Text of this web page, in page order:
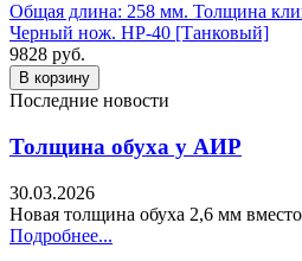
Общая длина: 258 мм. Толщина
Черный нож. НР-40 [Танковый]
9828 руб.
Последние новости
Толщина обуха у АИР
30.03.2026
Новая толщина обуха 2,6 мм
Подробнее...